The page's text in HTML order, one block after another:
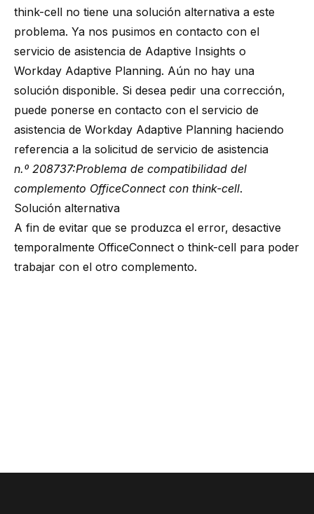
think-cell no tiene una solución alternativa a este
problema. Ya nos pusimos en contacto con el
servicio de asistencia de Adaptive Insights o
Workday Adaptive Planning. Aún no hay una
solución disponible. Si desea pedir una corrección,
puede ponerse en contacto con el servicio de
asistencia de Workday Adaptive Planning haciendo
referencia a la solicitud de servicio de asistencia
n.º 208737:Problema de compatibilidad del
complemento OfficeConnect con think-cell.
Solución alternativa
A fin de evitar que se produzca el error, desactive
temporalmente OfficeConnect o think-cell para poder
trabajar con el otro complemento.